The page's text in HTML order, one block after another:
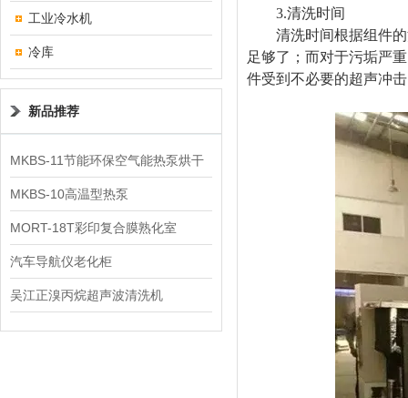
工业冷水机
冷库
新品推荐
MKBS-11节能环保空气能热泵烘干
机
MKBS-10高温型热泵
MORT-18T彩印复合膜熟化室
汽车导航仪老化柜
吴江正溴丙烷超声波清洗机
3.清洗时间
清洗时间根据组件的
足够了；而对于污垢严
件受到不必要的超声冲